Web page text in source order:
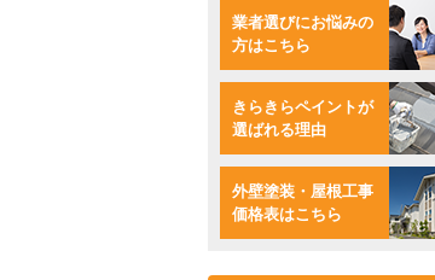
業者選びにお悩みの
方はこちら
きらきらペイントが
選ばれる理由
外壁塗装・屋根工事
価格表はこちら